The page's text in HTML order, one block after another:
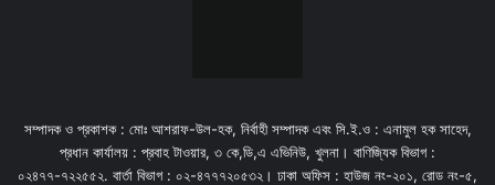
সম্পাদক ও প্রকাশক : মোঃ আশরাফ-উল-হক, নির্বাহী সম্পাদক এবং সি.ই.ও : এনামুল হক সাহেদ,
প্রধান কার্যালয় : প্রবাহ টাওয়ার, ৩ কে,ডি,এ এভিনিউ, খুলনা। বাণিজ্যিক বিভাগ :
০২৪৭৭-৭২২৫৫২. বার্তা বিভাগ : ০২-৪৭৭৭২০৫৩২। ঢাকা অফিস : হাউজ নং-২০১, রোড নং-৫,